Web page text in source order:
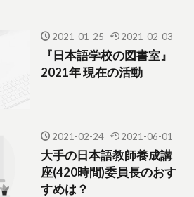
2021-01-25 2021-02-03
『日本語学校の図書室』
2021年 現在の活動
2021-02-24 2021-06-01
大手の日本語教師養成講
座(420時間)委員長のおす
すめは？